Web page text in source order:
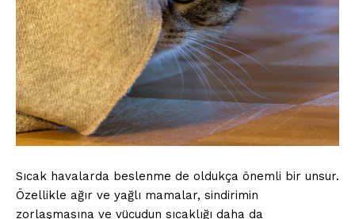
Sıcak havalarda beslenme de oldukça önemli bir unsur.
Özellikle ağır ve yağlı mamalar, sindirimin
zorlaşmasına ve vücudun sıcaklığı daha da